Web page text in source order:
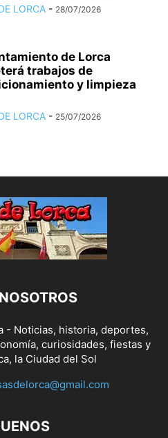
LORCA - 28/07/2026
de Lorca
trabajos de
y limpieza
LORCA - 25/07/2026
- Noticias, historia, deportes,
curiosidades, fiestas y
la Ciudad del Sol